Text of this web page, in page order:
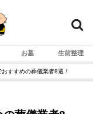
お墓 生前整理
すすめの葬儀業者8選！